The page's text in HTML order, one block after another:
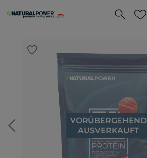
ZurÃ¼ck
VORÜBERGEHEND
AUSVERKAUFT